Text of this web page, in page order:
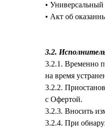
•
• Акт об
3.2.
3.2.1. Временно
на время
3.2.2.
с Офертой.
3.2.3. Вносить
3.2.4. При